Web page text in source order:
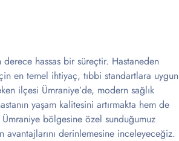
hassas bir süreçtir. Hastaneden
en temel ihtiyaç, tıbbi standartlara uygun
ilçesi Ümraniye’de, modern sağlık
yaşam kalitesini artırmakta hem de
bölgesine özel sunduğumuz
derinlemesine inceleyeceğiz.